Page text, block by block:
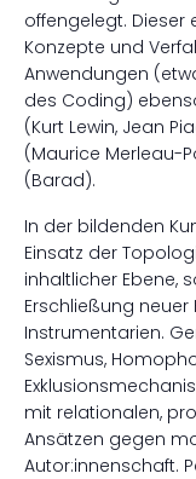
offengelegt. Dieser
Konzepte und
Anwendungen
des Coding)
(Kurt Lewin, Jean
(Maurice Merleau-
(Barad).
In der bildenden
Einsatz der
inhaltlicher Ebene,
Erschließung
Instrumentarien.
Sexismus,
mit relationalen,
Ansätzen gegen
Autor:innenschaft.